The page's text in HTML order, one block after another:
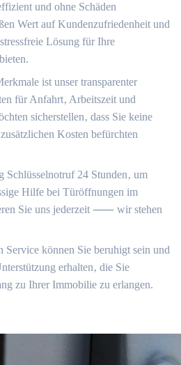
und ohne Schäden
Wert auf Kundenzufriedenheit und
Lösung für Ihre
ist unser transparenter
für Anfahrt‚ Arbeitszeit und
sicherstellen‚ dass Sie keine
Kosten befürchten
Schlüsselnotruf 24 Stunden‚ um
Hilfe bei Türöffnungen im
Sie uns jederzeit ⸺ wir stehen
Service können Sie beruhigt sein und
erhalten‚ die Sie
zu Ihrer Immobilie zu erlangen.​